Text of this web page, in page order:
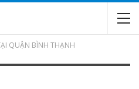
QUẬN BÌNH THẠNH